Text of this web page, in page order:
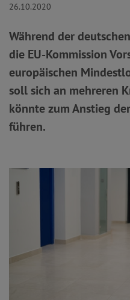
26.10.2020
Während der
die EU-Kommission
europäischen
soll sich an mehreren
könnte zum Anstieg
führen.